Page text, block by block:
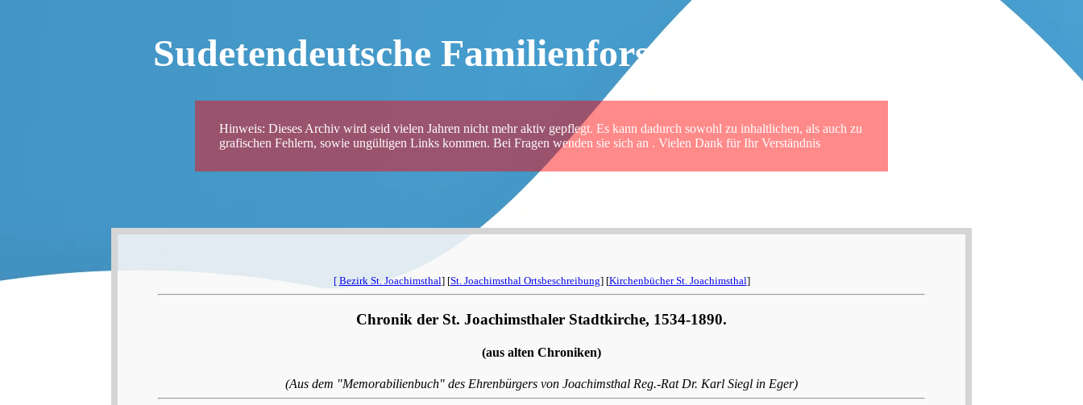
Sudetendeutsche Familienforscher SUD Archiv
Hinweis: Dieses Archiv wird seid vielen Jahren nicht mehr aktiv gepflegt. Es kann dadurch sowohl zu inhaltlichen, als auch zu
grafischen Fehlern, sowie ungültigen Links kommen. Bei Fragen wenden sie sich an . Vielen Dank für Ihr Verständnis
[ Bezirk St. Joachimsthal] [St. Joachimsthal Ortsbeschreibung] [Kirchenbücher St. Joachimsthal]
Chronik der St. Joachimsthaler Stadtkirche, 1534-1890.
(aus alten Chroniken)
(Aus dem "Memorabilienbuch" des Ehrenbürgers von Joachimsthal Reg.-Rat Dr. Karl Siegl in Eger)